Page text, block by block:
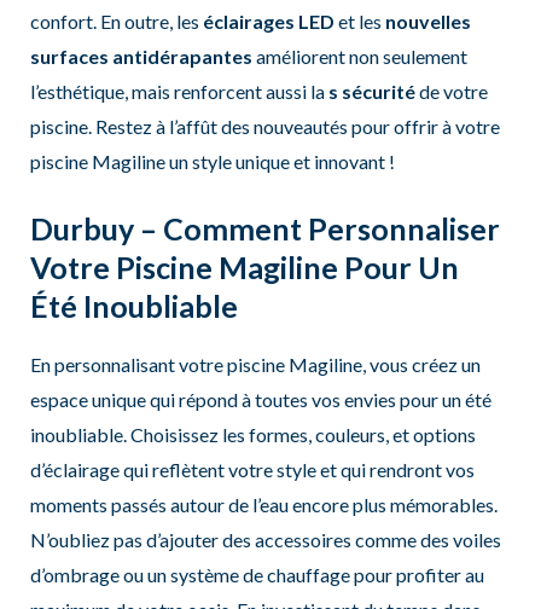
confort. En outre, les éclairages LED et les nouvelles
surfaces antidérapantes améliorent non seulement
l’esthétique, mais renforcent aussi la s sécuritéde votre
piscine. Restez à l’affût des nouveautés pour offrir à votre
piscine Magiline un style unique et innovant !
Durbuy – Comment Personnaliser
Votre Piscine Magiline Pour Un
Été Inoubliable
En personnalisant votre piscine Magiline, vous créez un
espace unique qui répond à toutes vos envies pour un été
inoubliable. Choisissez les formes, couleurs, et options
d’éclairage qui reflètent votre style et qui rendront vos
moments passés autour de l’eau encore plus mémorables.
N’oubliez pas d’ajouter des accessoires comme des voiles
d’ombrage ou un système de chauffage pour profiter au